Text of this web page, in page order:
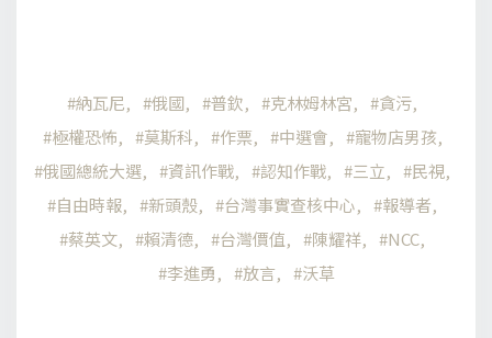
納瓦尼 俄國 普欽 克林姆林宮
貪污
極權恐怖
莫斯科 作票 中選會
寵物店男孩
俄國總統大選
資訊作戰 認知作戰 三立
民視
自由時報
新頭殼 台灣事實查核中心
報導者
蔡英文
賴清德 台灣價值 陳耀祥
NCC
李進勇
放言 沃草